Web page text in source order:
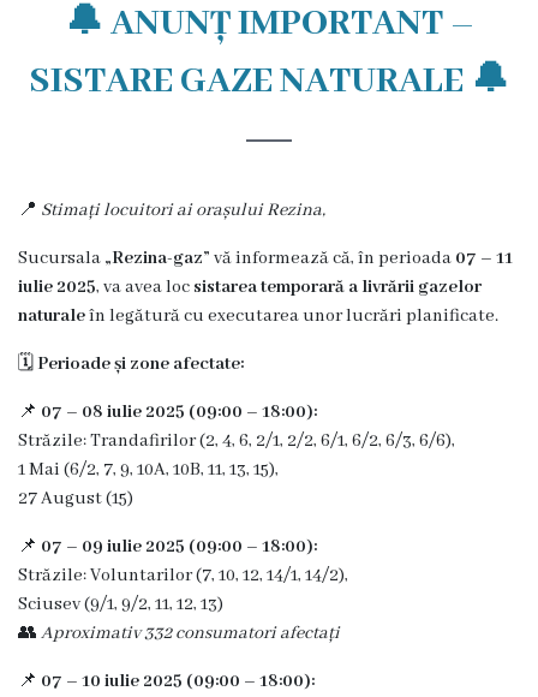
în
Rezina
audiență
Primarul
Aparatul
primăriei
Competențele
primarului
Dispozițiile
🔔 ANUNȚ IMPORTANT –
SISTARE GAZE NATURALE 🔔
📍 Stimați locuitori ai orașului Rezina,
Sucursala „Rezina-gaz” vă informează că, în perioada 07 – 11
iulie 2025, va avea loc sistarea temporară a livrării gazelor
naturaleîn legătură cu executarea unor lucrări planificate.
🗓️ Perioade și zone afectate:
📌 07 – 08 iulie 2025 (09:00 – 18:00):
Străzile: Trandafirilor (2, 4, 6, 2/1, 2/2, 6/1, 6/2, 6/3, 6/6),
1 Mai (6/2, 7, 9, 10A, 10B, 11, 13, 15),
27 August (15)
📌 07 – 09 iulie 2025 (09:00 – 18:00):
Străzile: Voluntarilor (7, 10, 12, 14/1, 14/2),
Sciusev (9/1, 9/2, 11, 12, 13)
👥 Aproximativ 332 consumatori afectați
📌 07 – 10 iulie 2025 (09:00 – 18:00):